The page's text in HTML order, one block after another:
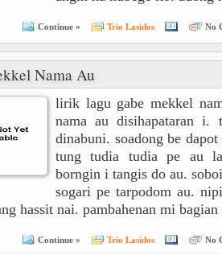
Continue » Trio Lasidos No
Nama Au
lirik lagu gabe mekkel
nama au disihapataran
dinabuni. soadong be
tung tudia tudia pe au
borngin i tangis do au.
sogari pe tarpodom au.
hassit nai. pambahenan mi
Continue » Trio Lasidos No